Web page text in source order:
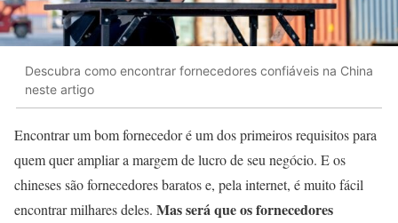
Descubra como encontrar fornecedores confiáveis na China
neste artigo
Encontrar um bom fornecedor é um dos primeiros requisitos para
quem quer ampliar a margem de lucro de seu negócio. E os
chineses são fornecedores baratos e, pela internet, é muito fácil
encontrar milhares deles. Mas será que os fornecedores